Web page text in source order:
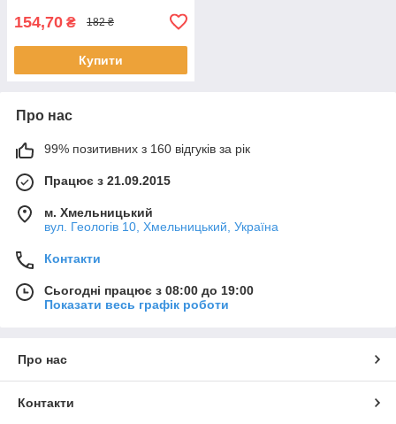
154,70 ₴ 182 ₴
Купити
Про нас
99% позитивних з 160 відгуків за рік
Працює з 21.09.2015
м. Хмельницький
вул. Геологів 10, Хмельницький, Україна
Контакти
Сьогодні працює з 08:00 до 19:00
Показати весь графік роботи
Про нас
Контакти